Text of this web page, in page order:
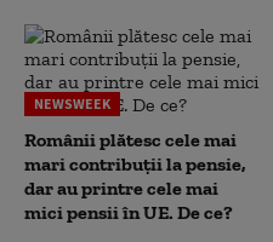
NEWSWEEK
Românii plătesc cele mai
mari contribuții la pensie,
dar au printre cele mai
mici pensii în UE. De ce?